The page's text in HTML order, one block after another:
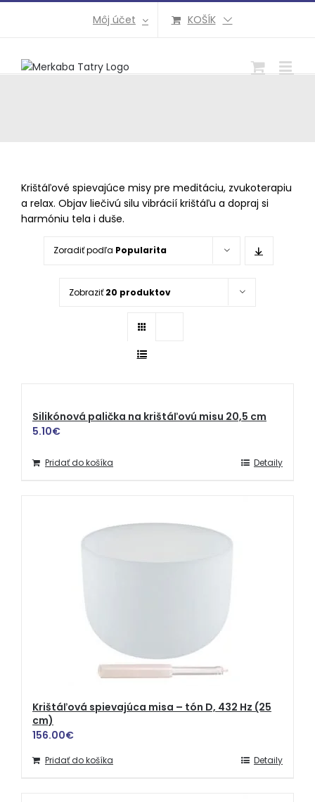
Môj účet KOŠÍK
Krištáľové spievajúce misy pre meditáciu, zvukoterapiu
a relax. Objav liečivú silu vibrácií krištáľu a dopraj si
harmóniu tela i duše.
Zoradiť podľa Popularita
Zobraziť20 produktov
Silikónová palička na krištáľovú misu 20,5 cm
5.10€
Pridať do košíka Detaily
Krištáľová spievajúca misa – tón D, 432 Hz (25
cm)
156.00€
Pridať do košíka Detaily